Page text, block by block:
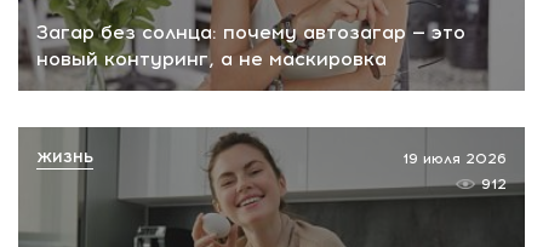
Загар без солнца: почему автозагар — это
новый контуринг, а не маскировка
19 июля 2026
912
ЖИЗНЬ